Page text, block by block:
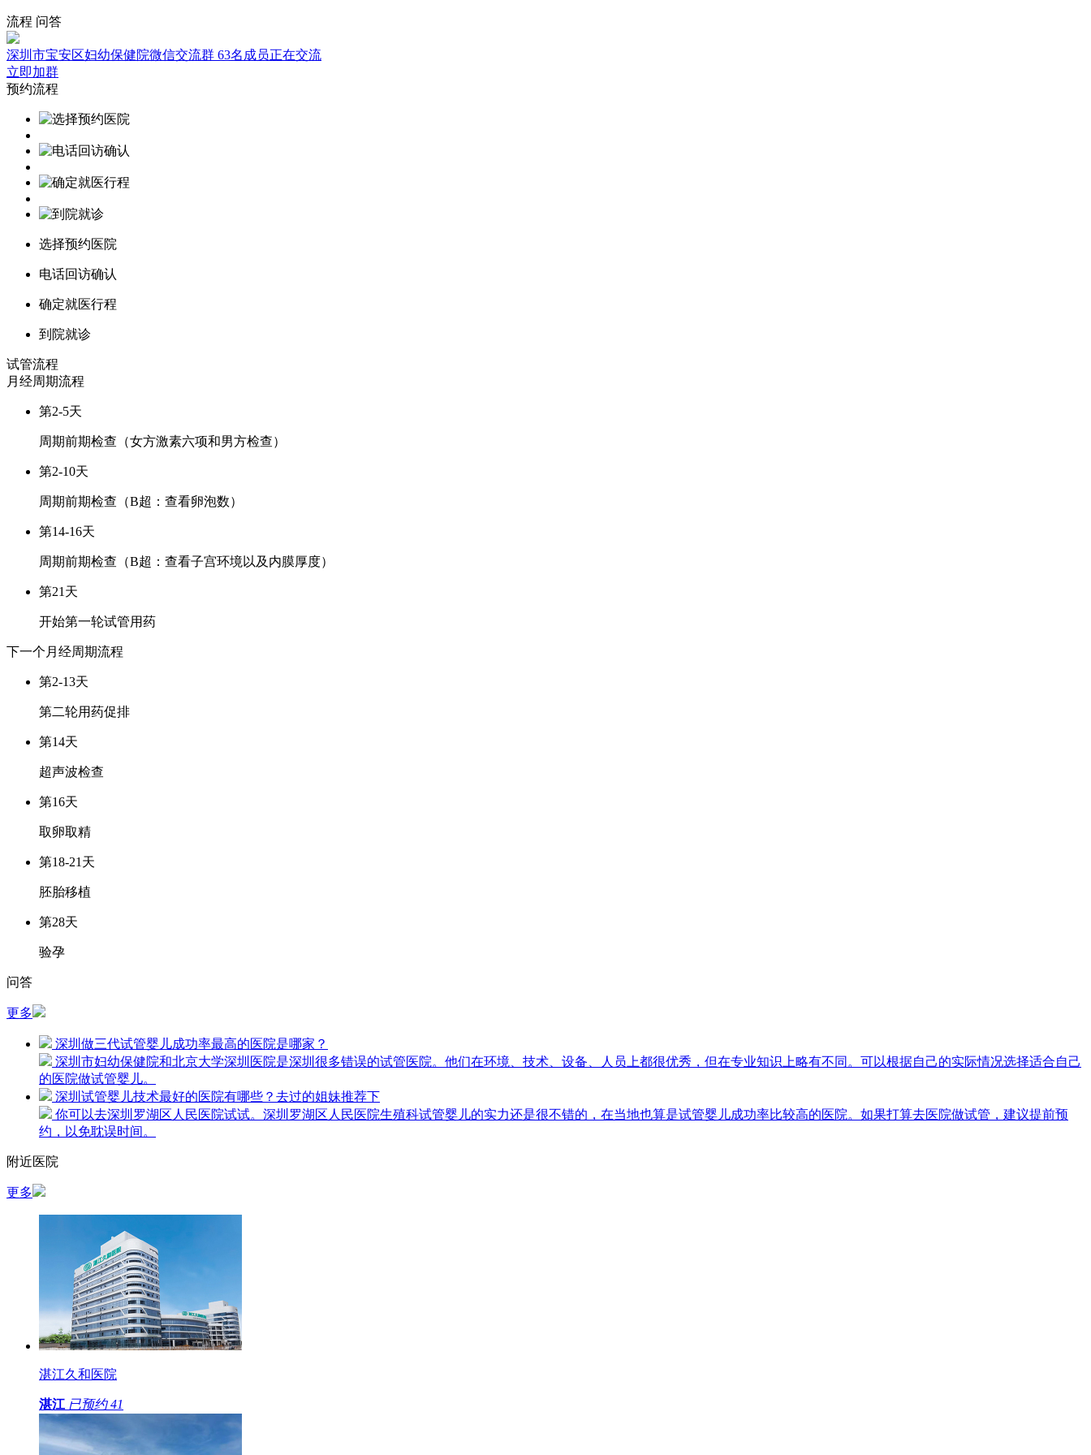
流程 问答
深圳市宝安区妇幼保健院微信交流群 63名成员正在交流
立即加群
预约流程
选择预约医院
电话回访确认
确定就医行程
到院就诊
试管流程
月经周期流程
第2-5天
周期前期检查（女方激素六项和男方检查）
第2-10天
周期前期检查（B超：查看卵泡数）
第14-16天
周期前期检查（B超：查看子宫环境以及内膜厚度）
第21天
开始第一轮试管用药
下一个月经周期流程
第2-13天
第二轮用药促排
第14天
超声波检查
第16天
取卵取精
第18-21天
胚胎移植
第28天
验孕
问答
更多
深圳做三代试管婴儿成功率最高的医院是哪家？
深圳市妇幼保健院和北京大学深圳医院是深圳很多错误的试管医院。他们在环境、技术、设备、人员上都很优秀，但在专业知识上略有不同。可以根据自己的实际情况选择适合自己
的医院做试管婴儿。
深圳试管婴儿技术最好的医院有哪些？去过的姐妹推荐下
你可以去深圳罗湖区人民医院试试。深圳罗湖区人民医院生殖科试管婴儿的实力还是很不错的，在当地也算是试管婴儿成功率比较高的医院。如果打算去医院做试管，建议提前预
约，以免耽误时间。
附近医院
更多
湛江久和医院
湛江 已预约 41